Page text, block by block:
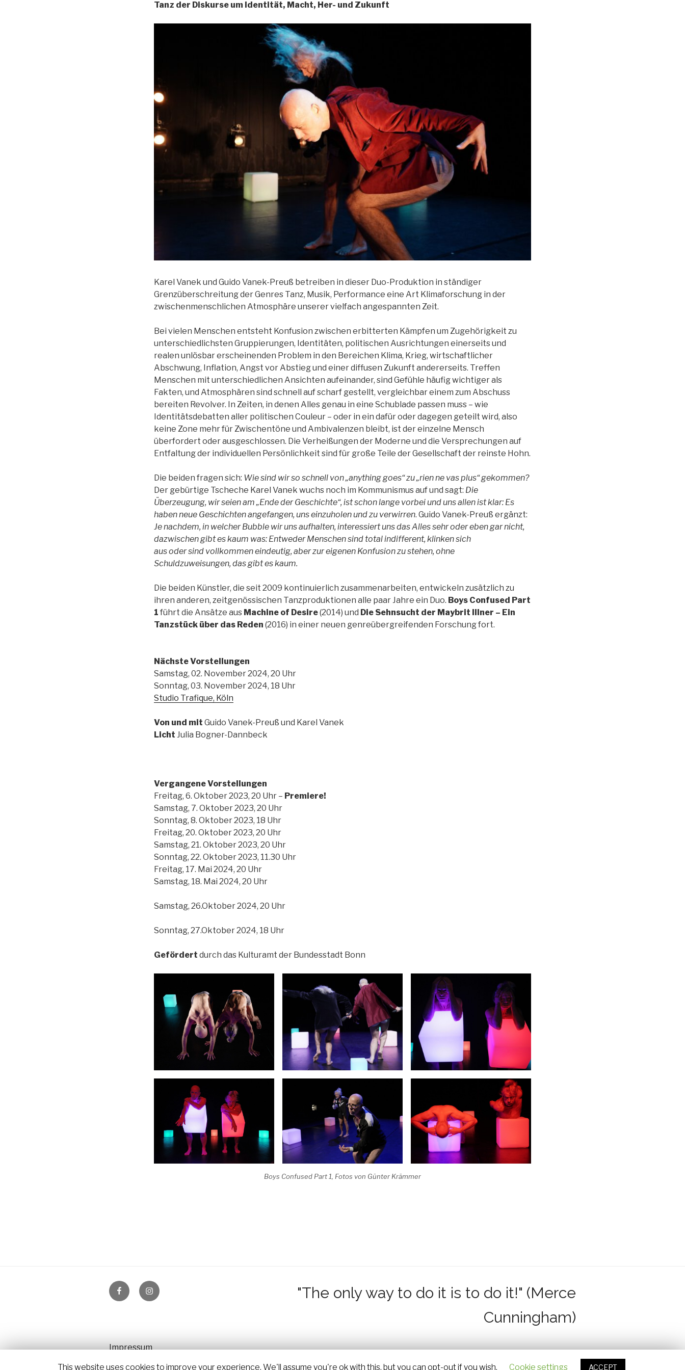
Tanz der Diskurse um Identität, Macht, Her- und Zukunft
Karel Vanek und Guido Vanek-Preuß betreiben in dieser Duo-Produktion in ständiger
Grenzüberschreitung der Genres Tanz, Musik, Performance eine Art Klimaforschung in der
zwischenmenschlichen Atmosphäre unserer vielfach angespannten Zeit.
Bei vielen Menschen entsteht Konfusion zwischen erbitterten Kämpfen um Zugehörigkeit zu
unterschiedlichsten Gruppierungen, Identitäten, politischen Ausrichtungen einerseits und
realen unlösbar erscheinenden Problem in den Bereichen Klima, Krieg, wirtschaftlicher
Abschwung, Inflation, Angst vor Abstieg und einer diffusen Zukunft andererseits. Treffen
Menschen mit unterschiedlichen Ansichten aufeinander, sind Gefühle häufig wichtiger als
Fakten, und Atmosphären sind schnell auf scharf gestellt, vergleichbar einem zum Abschuss
bereiten Revolver. In Zeiten, in denen Alles genau in eine Schublade passen muss – wie
Identitätsdebatten aller politischen Couleur – oder in ein dafür oder dagegen geteilt wird, also
keine Zone mehr für Zwischentöne und Ambivalenzen bleibt, ist der einzelne Mensch
überfordert oder ausgeschlossen. Die Verheißungen der Moderne und die Versprechungen auf
Entfaltung der individuellen Persönlichkeit sind für große Teile der Gesellschaft der reinste Hohn.
Die beiden fragen sich: Wie sind wir so schnell von „anything goes“ zu „rien ne vas plus“ gekommen?
Der gebürtige Tscheche Karel Vanek wuchs noch im Kommunismus auf und sagt: Die
Überzeugung, wir seien am „Ende der Geschichte“, ist schon lange vorbei und uns allen ist klar: Es
haben neue Geschichten angefangen, uns einzuholen und zu verwirren. Guido Vanek-Preuß ergänzt:
Je nachdem, in welcher Bubble wir uns aufhalten, interessiert uns das Alles sehr oder eben gar nicht,
dazwischen gibt es kaum was: Entweder Menschen sind total indifferent, klinken sich
aus oder sind vollkommen eindeutig, aber zur eigenen Konfusion zu stehen, ohne
Schuldzuweisungen, das gibt es kaum.
Die beiden Künstler, die seit 2009 kontinuierlich zusammenarbeiten, entwickeln zusätzlich zu
ihren anderen, zeitgenössischen Tanzproduktionen alle paar Jahre ein Duo. Boys Confused Part
1 führt die Ansätze aus Machine of Desire(2014) und Die Sehnsucht der Maybrit Illner – Ein
Tanzstück über das Reden (2016) in einer neuen genreübergreifenden Forschung fort.
Nächste Vorstellungen
Samstag, 02. November 2024, 20 Uhr
Sonntag, 03. November 2024, 18 Uhr
Studio Trafique, Köln
Von und mit Guido Vanek-Preuß und Karel Vanek
Licht Julia Bogner-Dannbeck
Vergangene Vorstellungen
Freitag, 6. Oktober 2023, 20 Uhr – Premiere!
Samstag, 7. Oktober 2023, 20 Uhr
Sonntag, 8. Oktober 2023, 18 Uhr
Freitag, 20. Oktober 2023, 20 Uhr
Samstag, 21. Oktober 2023, 20 Uhr
Sonntag, 22. Oktober 2023, 11.30 Uhr
Freitag, 17. Mai 2024, 20 Uhr
Samstag, 18. Mai 2024, 20 Uhr
Samstag, 26.Oktober 2024, 20 Uhr
Sonntag, 27.Oktober 2024, 18 Uhr
Gefördert durch das Kulturamt der Bundesstadt Bonn
Boys Confused Part 1, Fotos von Günter Krämmer
Folge
uns
Instagram
"The only way to do it is to do it!" (Merce
Cunningham)
Impressum
This website uses cookies to improve your experience. We'll assume you're ok with this, but you can opt-out if you wish. Cookie settings ACCEPT